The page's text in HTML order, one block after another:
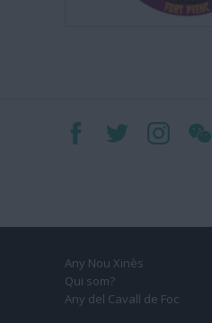
Any Nou Xinès
Qui som?
Any del Cavall de Foc